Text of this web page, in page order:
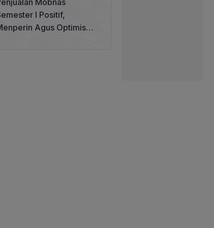
Mobnas
I Positif,
Agus Optimistis